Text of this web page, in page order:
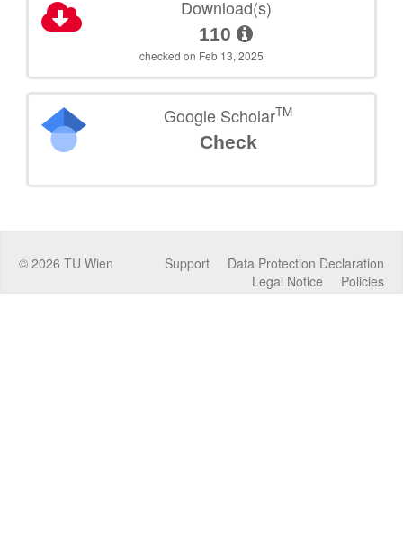
Download(s)
110
checked on Feb 13, 2025
Google ScholarTM
Check
© 2026 TU Wien Data Protection Declaration
Support
Policies
Legal Notice